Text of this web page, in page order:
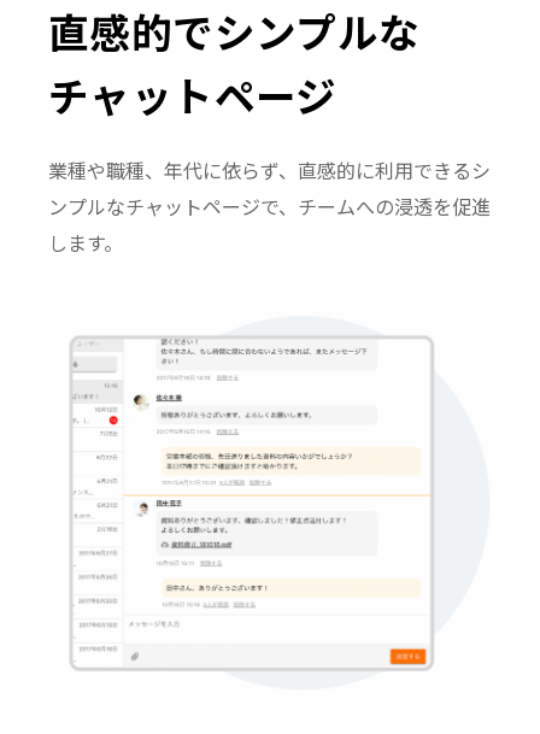
直感的でシンプルな
チャットページ
業種や職種、年代に依らず、直感的に利用できるシ
ンプルなチャットページで、チームへの浸透を促進
します。